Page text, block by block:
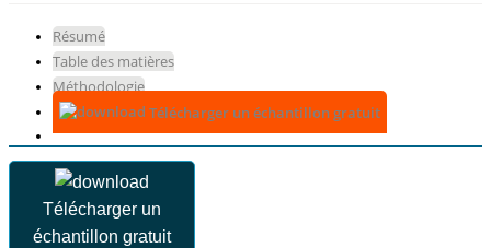
Résumé
Table des matières
Méthodologie
Télécharger un échantillon gratuit
Télécharger un
échantillon gratuit